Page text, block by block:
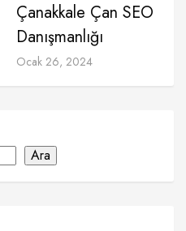
Çanakkale Çan SEO
Danışmanlığı
Ocak 26, 2024
Ara